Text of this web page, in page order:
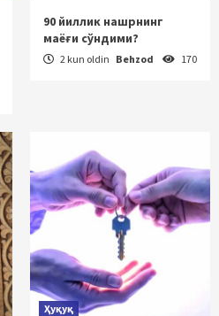
90 йиллик нашрнинг
маёғи сўндими?
2 kun oldin Behzod 170
Ҳуқуқ